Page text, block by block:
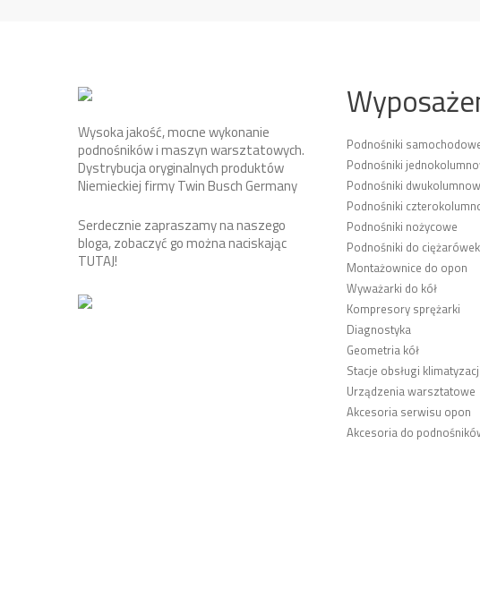
Wysoka jakość, mocne wykonanie
podnośników i maszyn warsztatowych.
Dystrybucja oryginalnych produktów
Niemieckiej firmy Twin Busch Germany
Serdecznie zapraszamy na naszego
bloga, zobaczyć go można naciskając
TUTAJ!
Podnośniki
Podnośniki
Podnośniki
Podnośniki
Podnośniki nożycowe
Podnośniki do ciężarówek
Montażownice do opon
Wyważarki do kół
Kompresory sprężarki
Diagnostyka
Geometria kół
Stacje obsługi klimatyzacji
Urządzenia warsztatowe
Akcesoria serwisu opon
Akcesoria do